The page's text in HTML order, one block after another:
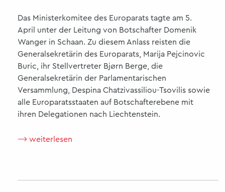
Das Ministerkomitee des Europarats tagte am 5.
April unter der Leitung von Botschafter Domenik
Wanger in Schaan. Zu diesem Anlass reisten die
Generalsekretärin des Europarats, Marija Pejcinovic
Buric, ihr Stellvertreter Bjørn Berge, die
Generalsekretärin der Parlamentarischen
Versammlung, Despina Chatzivassiliou-Tsovilis sowie
alle Europaratsstaaten auf Botschafterebene mit
ihren Delegationen nach Liechtenstein.
⟶ weiterlesen